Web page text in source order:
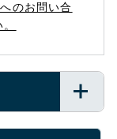
のお問い合